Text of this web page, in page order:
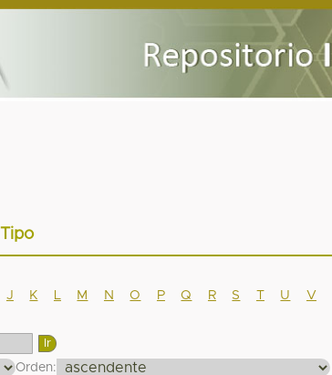
Tipo
J K M N O P Q R S T U
V
Orden: